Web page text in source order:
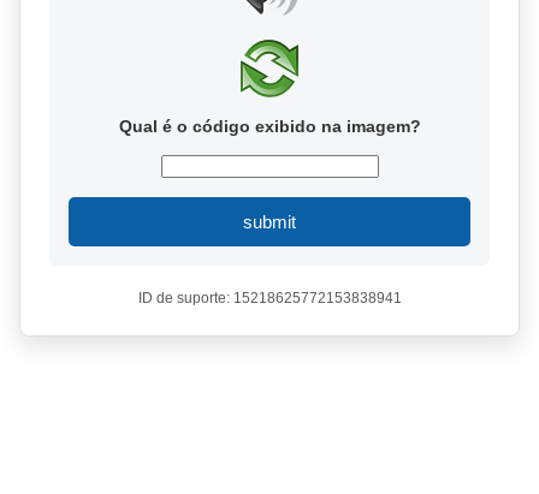
Qual é o código exibido na imagem?
submit
ID de suporte: 15218625772153838941